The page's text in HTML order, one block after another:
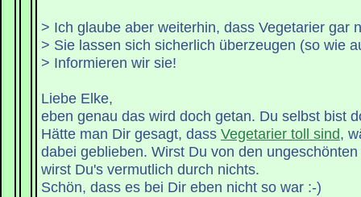
> Ich glaube aber weiterhin, dass Vegetarier gar
> Sie lassen sich sicherlich überzeugen (so wie
> Informieren wir sie!
Liebe Elke,
eben genau das wird doch getan. Du selbst bist
Hätte man Dir gesagt, dass Vegetarier toll sind,
dabei geblieben. Wirst Du von den
wirst Du's vermutlich durch nichts.
Schön, dass es bei Dir eben nicht so war :-)